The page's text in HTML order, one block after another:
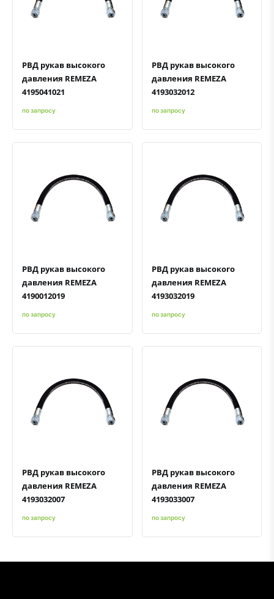
Добавить к сравнению
Добавить в избранное
РВД рукав высокого
давления REMEZA
4195041021
по запросу
Добавить к сравнению
Добавить в избранное
РВД рукав высокого
давления REMEZA
4193032012
по запросу
Добавить к сравнению
Добавить в избранное
РВД рукав высокого
давления REMEZA
4190012019
по запросу
Добавить к сравнению
Добавить в избранное
РВД рукав высокого
давления REMEZA
4193032019
по запросу
Добавить к сравнению
Добавить в избранное
РВД рукав высокого
давления REMEZA
4193032007
по запросу
Добавить к сравнению
Добавить в избранное
РВД рукав высокого
давления REMEZA
4193033007
по запросу